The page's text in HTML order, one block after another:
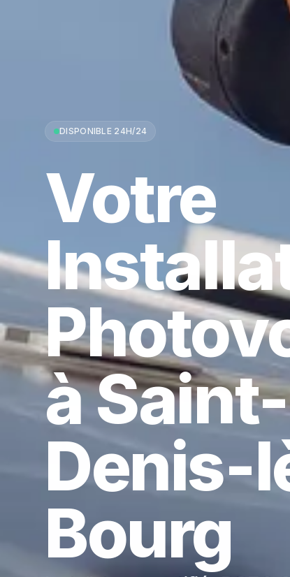
DISPONIBLE 24H/24
Votre
à Saint-
Denis-
Bourg